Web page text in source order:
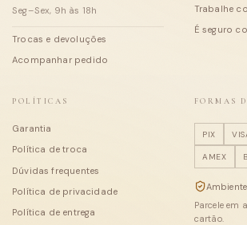
Seg–Sex, 9h às 18h
Trocas e devoluções
Acompanhar pedido
Trabalhe
É seguro
POLÍTICAS
Garantia
Política de troca
Dúvidas frequentes
Política de privacidade
Política de entrega
FORMAS
PIX
AMEX
Parcele em
cartão.